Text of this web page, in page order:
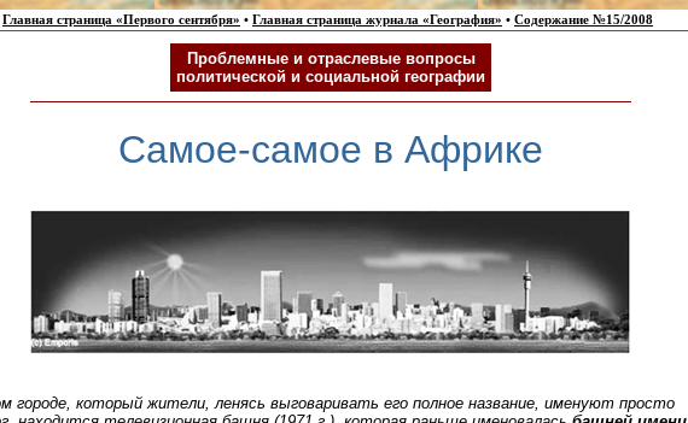
Главная страница «Первого сентября» • Главная страница журнала «География» • Содержание №15/2008
Проблемные и отраслевые вопросы
политической и социальной географии
Самое-самое в Африке
городе, который жители, ленясь выговаривать его полное название, именуют просто